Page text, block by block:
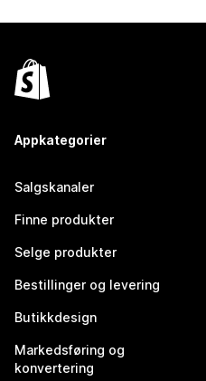
Appkategorier
Salgskanaler
Finne produkter
Selge produkter
Bestillinger og levering
Butikkdesign
Markedsføring og
konvertering